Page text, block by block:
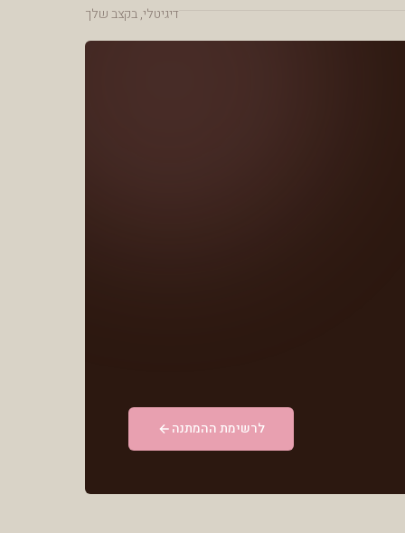
דיגיטלי, בקצב שלך
לרשימת ההמתנה